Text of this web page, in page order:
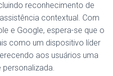
reconhecimento de
contextual. Com
e Google, espera-se que o
como um dispositivo líder
aos usuários uma
personalizada.